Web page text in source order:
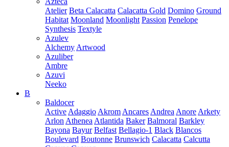
Atelier Beta Calacatta Calacatta Gold Domino Ground
Habitat Moonland Moonlight Passion Penelope
Synthesis Textyle
Azulev
Alchemy Artwood
Azuliber
Ambre
Azuvi
Neeko
B
Baldocer
Active Adaggio Akrom Ancares Andrea Anore Arkety
Arlon Athenea Atlantida Baker Balmoral Barkley
Bayona Bayur Belfast Bellagio-1 Black Blancos
Boulevard Boutonne Brunswich Calacatta Calcutta